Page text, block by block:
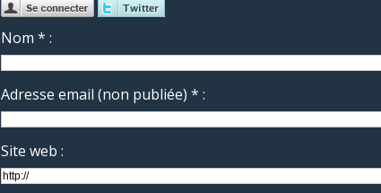
Nom * :
Adresse email (non publiée) * :
Site web :